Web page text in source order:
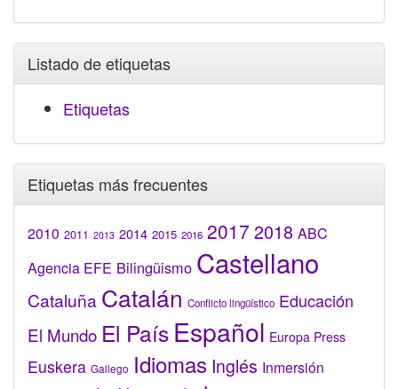
Listado de etiquetas
Etiquetas
Etiquetas más frecuentes
2010 2011 2013 2014 2015 2016 2017 2018 ABC
Agencia EFE Bilingüismo Castellano
Cataluña Catalán Conflicto lingüístico Educación
El Mundo El País Español Europa Press
Euskera Gallego Idiomas Inglés Inmersión